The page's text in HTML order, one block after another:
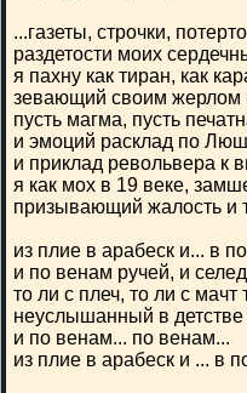
...газеты, строчки,
раздетости моих
я пахну как тиран, как
зевающий своим жерлом
пусть магма, пусть
и эмоций расклад по
и приклад револьвера к
я как мох в 19 веке,
призывающий жалость и
из плие в арабеск и... в
и по венам ручей, и
то ли с плеч, то ли с
неуслышанный в
и по венам... по венам...
из плие в арабеск и ... в